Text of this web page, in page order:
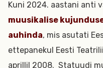
Kuni 2024. aastani anti
muusikalise
auhinda, mis asutati
ettepanekul Eesti
aprillil 2008. Statuudi